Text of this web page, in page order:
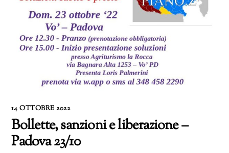
14 OTTOBRE 2022
Bollette, sanzioni e liberazione –
Padova 23/10